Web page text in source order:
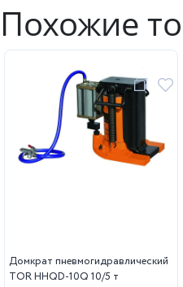
Похожие
Домкрат пневмогидравлический
TOR HHQD-10Q 10/5 т